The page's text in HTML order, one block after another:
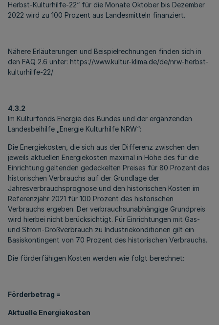
Herbst-Kulturhilfe-22“ für die Monate Oktober bis Dezember
2022 wird zu 100 Prozent aus Landesmitteln finanziert.
Nähere Erläuterungen und Beispielrechnungen finden sich in
den FAQ 2.6 unter: https://www.kultur-klima.de/de/nrw-herbst-
kulturhilfe-22/
4.3.2
Im Kulturfonds Energie des Bundes und der ergänzenden
Landesbeihilfe „Energie Kulturhilfe NRW“:
Die Energiekosten, die sich aus der Differenz zwischen den
jeweils aktuellen Energiekosten maximal in Höhe des für die
Einrichtung geltenden gedeckelten Preises für 80 Prozent des
historischen Verbrauchs auf der Grundlage der
Jahresverbrauchsprognose und den historischen Kosten im
Referenzjahr 2021 für 100 Prozent des historischen
Verbrauchs ergeben. Der verbrauchsunabhängige Grundpreis
wird hierbei nicht berücksichtigt. Für Einrichtungen mit Gas-
und Strom-Großverbrauch zu Industriekonditionen gilt ein
Basiskontingent von 70 Prozent des historischen Verbrauchs.
Die förderfähigen Kosten werden wie folgt berechnet:
Förderbetrag =
Aktuelle Energiekosten